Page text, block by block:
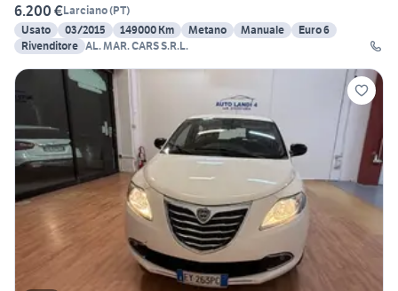
6.200 €Larciano(PT)
Usato
03/2015 149000 Km Metano Manuale
Euro 6
Rivenditore AL. MAR. CARS S.R.L.